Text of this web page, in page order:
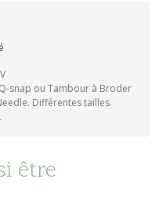
snap ou Tambour à Broder
Différentes tailles.
être